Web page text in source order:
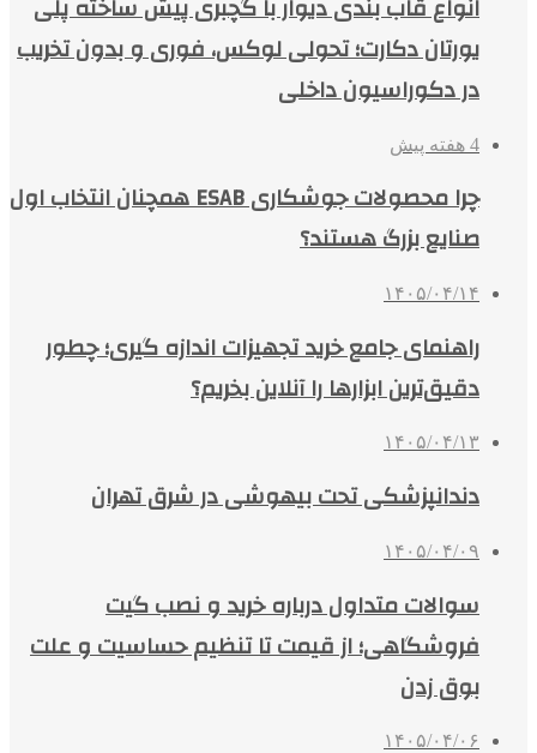
انواع قاب بندی دیوار با گچبری پیش ساخته پلی
یورتان دکارت؛ تحولی لوکس، فوری و بدون تخریب
در دکوراسیون داخلی
4 هفته پیش
چرا محصولات جوشکاری ESAB همچنان انتخاب اول
صنایع بزرگ هستند؟
۱۴۰۵/۰۴/۱۴
راهنمای جامع خرید تجهیزات اندازه گیری؛ چطور
دقیق‌ترین ابزارها را آنلاین بخریم؟
۱۴۰۵/۰۴/۱۳
دندانپزشکی تحت بیهوشی در شرق تهران
۱۴۰۵/۰۴/۰۹
سوالات متداول درباره خرید و نصب گیت
فروشگاهی؛ از قیمت تا تنظیم حساسیت و علت
بوق زدن
۱۴۰۵/۰۴/۰۶